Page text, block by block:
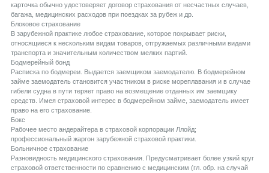
карточка обычно удостоверяет договор страхования от несчастных случаев,
багажа, медицинских расходов при поездках за рубеж и др.
Блоковое страхование
В зарубежной практике любое страхование, которое покрывает риски,
относящиеся к нескольким видам товаров, отгружаемых различными видами
транспорта и значительным количеством мелких партий.
Бодмерейный бонд
Расписка по бодмереи. Выдается заемщиком заемодателю. В бодмерейном
займе заемодатель становится участником в риске мореплавания и в случае
гибели судна в пути теряет право на возмещение отданных им заемщику
средств. Имея страховой интерес в бодмерейном займе, заемодатель имеет
право на его страхование.
Бокс
Рабочее место андерайтера в страховой корпорации Ллойд;
профессиональный жаргон зарубежной страховой практики.
Больничное страхование
Разновидность медицинского страхования. Предусматривает более узкий круг
страховой ответственности по сравнению с медицинским (гл. обр. на случай